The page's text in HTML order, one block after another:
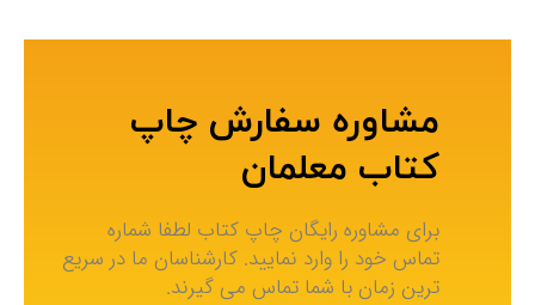
مشاوره سفارش چاپ
کتاب معلمان
برای مشاوره رایگان چاپ کتاب لطفا شماره
تماس خود را وارد نمایید. کارشناسان ما در سریع
ترین زمان با شما تماس می گیرند.